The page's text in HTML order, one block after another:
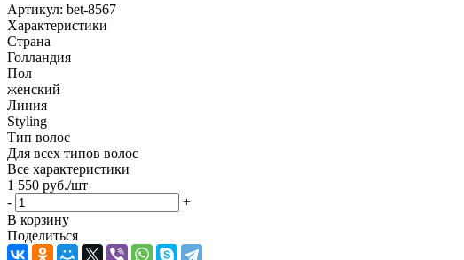
Артикул: bet-8567
Характеристики
Страна
Голландия
Пол
женский
Линия
Styling
Тип волос
Для всех типов волос
Все характеристики
1 550 руб./шт
-
+
В корзину
Поделиться